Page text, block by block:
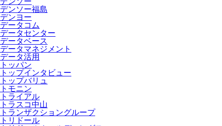
デンソー福島
デンヨー
データコム
データセンター
データベース
データマネジメント
データ活用
トッパン
トップインタビュー
トップバリュ
トモニン
トライアル
トラスコ中山
トランザクショングループ
トリドール